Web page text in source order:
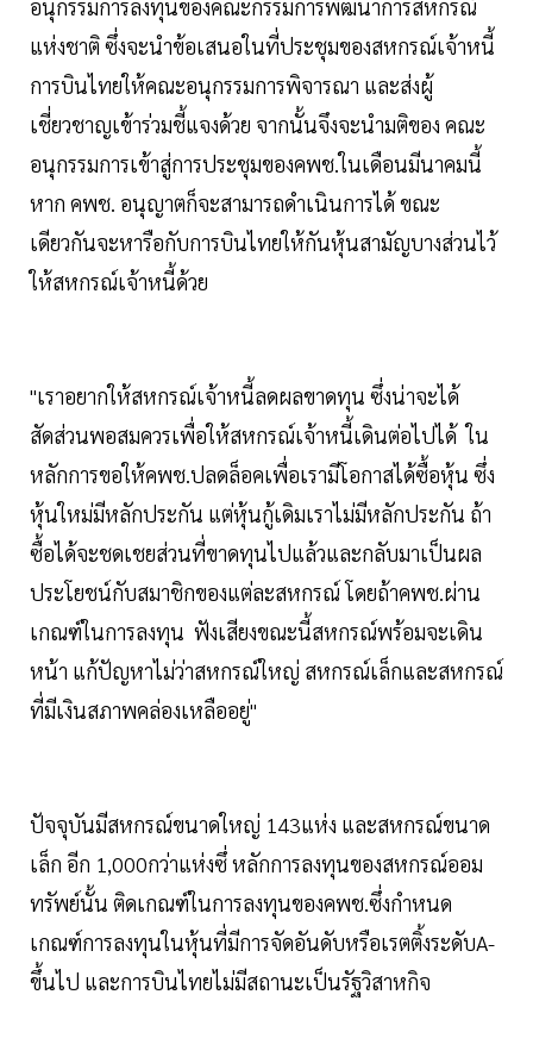
อนุกรรมการลงทุนของคณะกรรมการพัฒนาการสหกรณ์
แห่งชาติ ซึ่งจะนำข้อเสนอในที่ประชุมของสหกรณ์เจ้าหนี้
การบินไทยให้คณะอนุกรรมการพิจารณา และส่งผู้
เชี่ยวชาญเข้าร่วมชี้แจงด้วย จากนั้นจึงจะนำมติของ คณะ
อนุกรรมการเข้าสู่การประชุมของคพช.ในเดือนมีนาคมนี้
หาก คพช. อนุญาตก็จะสามารถดำเนินการได้ ขณะ
เดียวกันจะหารือกับการบินไทยให้กันหุ้นสามัญบางส่วนไว้
ให้สหกรณ์เจ้าหนี้ด้วย
"เราอยากให้สหกรณ์เจ้าหนี้ลดผลขาดทุน ซึ่งน่าจะได้
สัดส่วนพอสมควรเพื่อให้สหกรณ์เจ้าหนี้เดินต่อไปได้ ใน
หลักการขอให้คพช.ปลดล็อคเพื่อเรามีโอกาสได้ซื้อหุ้น ซึ่ง
หุ้นใหม่มีหลักประกัน แต่หุ้นกู้เดิมเราไม่มีหลักประกัน ถ้า
ซื้อได้จะชดเชยส่วนที่ขาดทุนไปแล้วและกลับมาเป็นผล
ประโยชน์กับสมาชิกของแต่ละสหกรณ์ โดยถ้าคพช.ผ่าน
เกณฑ์ในการลงทุน ฟังเสียงขณะนี้สหกรณ์พร้อมจะเดิน
หน้า แก้ปัญหาไม่ว่าสหกรณ์ใหญ่ สหกรณ์เล็กและสหกรณ์
ที่มีเงินสภาพคล่องเหลืออยู่"
ปัจจุบันมีสหกรณ์ขนาดใหญ่ 143แห่ง และสหกรณ์ขนาด
เล็ก อีก 1,000กว่าแห่งซึ่ หลักการลงทุนของสหกรณ์ออม
ทรัพย์นั้น ติดเกณฑ์ในการลงทุนของคพช.ซึ่งกำหนด
เกณฑ์การลงทุนในหุ้นที่มีการจัดอันดับหรือเรตติ้งระดับA-
ขึ้นไป และการบินไทยไม่มีสถานะเป็นรัฐวิสาหกิจ